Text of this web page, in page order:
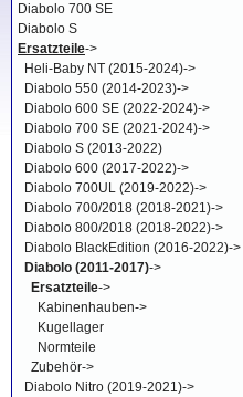
Diabolo 700 SE
Diabolo S
Ersatzteile->
Heli-Baby NT (2015-2024)->
Diabolo 550 (2014-2023)->
Diabolo 600 SE (2022-2024)->
Diabolo 700 SE (2021-2024)->
Diabolo S (2013-2022)
Diabolo 600 (2017-2022)->
Diabolo 700UL (2019-2022)->
Diabolo 700/2018 (2018-2021)->
Diabolo 800/2018 (2018-2022)->
Diabolo BlackEdition (2016-2022)->
Diabolo (2011-2017)->
Ersatzteile->
Kabinenhauben->
Kugellager
Normteile
Zubehör->
Diabolo Nitro (2019-2021)->